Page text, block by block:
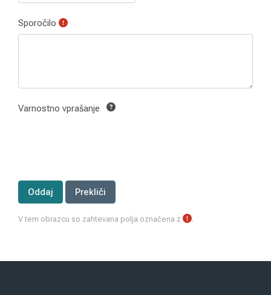
Sporočilo
Varnostno vprašanje
V tem obrazcu so zahtevana polja označena z .